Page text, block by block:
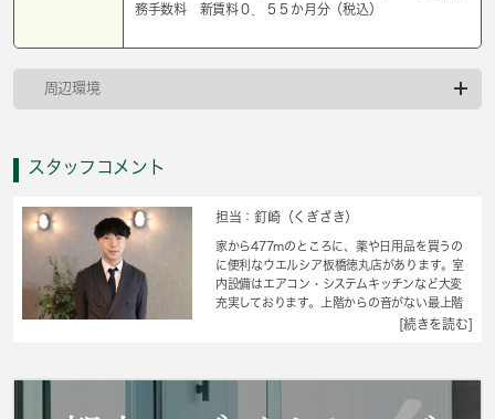
務手数料 新賃料０．５５か月分（税込）
周辺環境
スタッフコメント
担当：釘崎（くぎざき）
家から477mのところに、薬や日用品を買うの
に便利なウエルシア板橋徳丸店があります。室
内設備はエアコン・システムキッチンなど大変
充実しております。上階からの音がない最上階
のお部屋です。保護者の方も安心できるよう、
を当社スタッフがサポート致します。まずはご
にお客様に合ったお住まいをご紹介いたしま
[続きを読む]